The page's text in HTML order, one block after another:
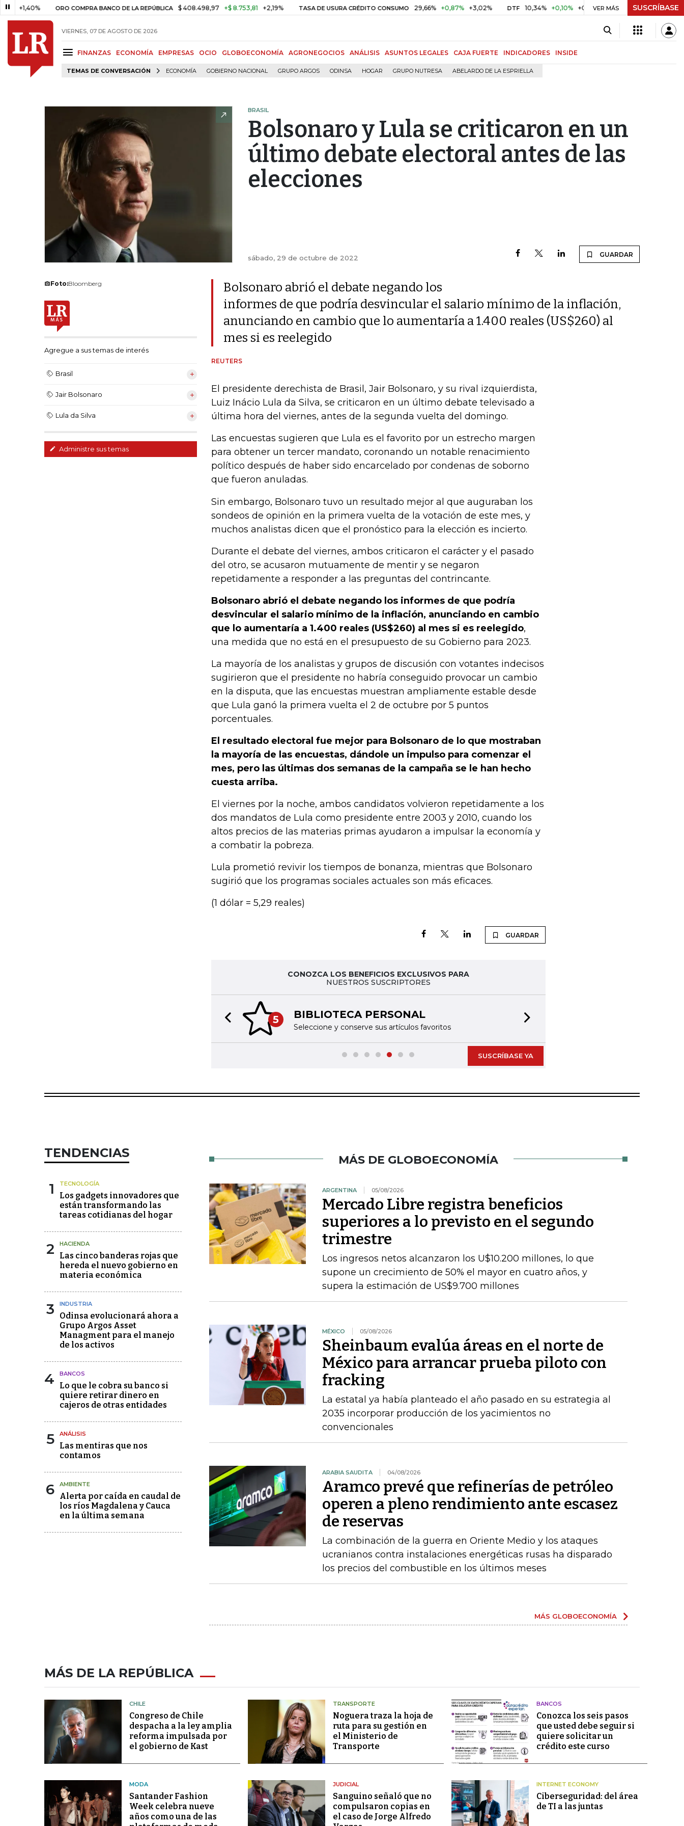
ORO COMPRA BANCO DE LA REPÚBLICA $ 408.498,97 +$ 8.753,81 +2,19% TASA DE USURA CRÉDITO CONSUMO 29,66% +0,87% +3,02% DTF 10,34% +0,10% +0,98% UVR $ 416,91 +$ 0,05 +0,01%
VER MÁS SUSCRÍBASE
VIERNES, 07 DE AGOSTO DE 2026
FINANZAS ECONOMÍA EMPRESAS OCIO GLOBOECONOMÍA AGRONEGOCIOS ANÁLISIS ASUNTOS LEGALES CAJA FUERTE INDICADORES INSIDE
TEMAS DE CONVERSACIÓN ECONOMÍA GOBIERNO NACIONAL GRUPO ARGOS ODINSA HOGAR GRUPO NUTRESA ABELARDO DE LA ESPRIELLA
BRASIL
Bolsonaro y Lula se criticaron en un
último debate electoral antes de las
elecciones
sábado, 29 de octubre de 2022 GUARDAR
Foto:Bloomberg
Agregue a sus temas de interés
Brasil
Jair Bolsonaro
Lula da Silva
Administre sus temas
Bolsonaro abrió el debate negando los
informes de que podría desvincular el salario mínimo de la inflación,
anunciando en cambio que lo aumentaría a 1.400 reales (US$260) al
mes si es reelegido
REUTERS
El presidente derechista de Brasil, Jair Bolsonaro, y su rival izquierdista,
Luiz Inácio Lula da Silva, se criticaron en un último debate televisado a
última hora del viernes, antes de la segunda vuelta del domingo.
Las encuestas sugieren que Lula es el favorito por un estrecho margen
para obtener un tercer mandato, coronando un notable renacimiento
político después de haber sido encarcelado por condenas de soborno
que fueron anuladas.
Sin embargo, Bolsonaro tuvo un resultado mejor al que auguraban los
sondeos de opinión en la primera vuelta de la votación de este mes, y
muchos analistas dicen que el pronóstico para la elección es incierto.
Durante el debate del viernes, ambos criticaron el carácter y el pasado
del otro, se acusaron mutuamente de mentir y se negaron
repetidamente a responder a las preguntas del contrincante.
Bolsonaro abrió el debate negando los informes de que podría
desvincular el salario mínimo de la inflación, anunciando en cambio
que lo aumentaría a 1.400 reales (US$260) al mes si es reelegido,
una medida que no está en el presupuesto de su Gobierno para 2023.
La mayoría de los analistas y grupos de discusión con votantes indecisos
sugirieron que el presidente no habría conseguido provocar un cambio
en la disputa, que las encuestas muestran ampliamente estable desde
que Lula ganó la primera vuelta el 2 de octubre por 5 puntos
porcentuales.
El resultado electoral fue mejor para Bolsonaro de lo que mostraban
la mayoría de las encuestas, dándole un impulso para comenzar el
mes, pero las últimas dos semanas de la campaña se le han hecho
cuesta arriba.
El viernes por la noche, ambos candidatos volvieron repetidamente a los
dos mandatos de Lula como presidente entre 2003 y 2010, cuando los
altos precios de las materias primas ayudaron a impulsar la economía y
a combatir la pobreza.
Lula prometió revivir los tiempos de bonanza, mientras que Bolsonaro
sugirió que los programas sociales actuales son más eficaces.
(1 dólar = 5,29 reales)
GUARDAR
CONOZCA LOS BENEFICIOS EXCLUSIVOS PARA
NUESTROS SUSCRIPTORES
5 BIBLIOTECA PERSONAL
Seleccione y conserve sus artículos favoritos
Previous slide
SUSCRÍBASE YA
TENDENCIAS
1 TECNOLOGÍA
Los gadgets innovadores que
están transformando las
tareas cotidianas del hogar
2 HACIENDA
Las cinco banderas rojas que
hereda el nuevo gobierno en
materia económica
3 INDUSTRIA
Odinsa evolucionará ahora a
Grupo Argos Asset
Managment para el manejo
de los activos
4 BANCOS
Lo que le cobra su banco si
quiere retirar dinero en
cajeros de otras entidades
5 ANÁLISIS
Las mentiras que nos
contamos
6 AMBIENTE
Alerta por caída en caudal de
los ríos Magdalena y Cauca
en la última semana
MÁS DE GLOBOECONOMÍA
ARGENTINA 05/08/2026
Mercado Libre registra beneficios
superiores a lo previsto en el segundo
trimestre
Los ingresos netos alcanzaron los U$10.200 millones, lo que
supone un crecimiento de 50% el mayor en cuatro años, y
supera la estimación de US$9.700 millones
MÉXICO 05/08/2026
Sheinbaum evalúa áreas en el norte de
México para arrancar prueba piloto con
fracking
La estatal ya había planteado el año pasado en su estrategia al
2035 incorporar producción de los yacimientos no
convencionales
ARABIA SAUDITA 04/08/2026
Aramco prevé que refinerías de petróleo
operen a pleno rendimiento ante escasez
de reservas
La combinación de la guerra en Oriente Medio y los ataques
ucranianos contra instalaciones energéticas rusas ha disparado
los precios del combustible en los últimos meses
MÁS GLOBOECONOMÍA
MÁS DE LA REPÚBLICA
CHILE
Congreso de Chile
despacha a la ley amplia
reforma impulsada por
el gobierno de Kast
TRANSPORTE
Noguera traza la hoja de
ruta para su gestión en
el Ministerio de
Transporte
BANCOS
Conozca los seis pasos
que usted debe seguir si
quiere solicitar un
crédito este curso
MODA
Santander Fashion
Week celebra nueve
años como una de las
JUDICIAL
Sanguino señaló que no
compulsaron copias en
el caso de Jorge Alfredo
INTERNET ECONOMY
Ciberseguridad: del área
de TI a las juntas